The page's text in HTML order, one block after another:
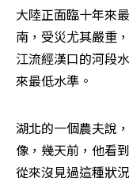
大陸正面臨十年來
南，受災尤其嚴重
江流經漢口的河段
來最低水準。
湖北的一個農夫說
像，幾天前，他看
從來沒見過這種狀